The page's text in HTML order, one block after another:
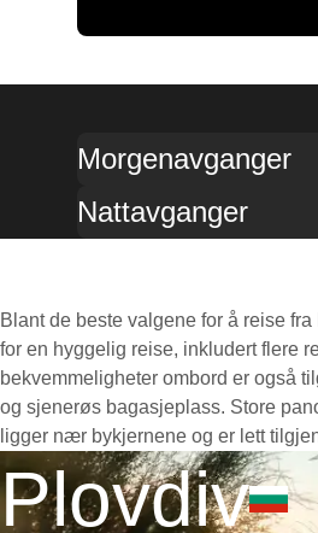
Morgenavganger
Nattavganger
Blant de beste valgene for å reise
for en hyggelig reise, inkludert flere
bekvemmeligheter ombord er også
og sjenerøs bagasjeplass. Store
ligger nær bykjernene og er lett
Plovdiv